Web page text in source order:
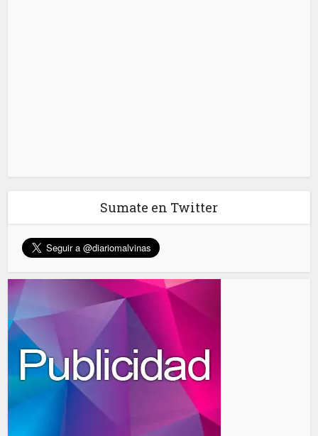
Sumate en Twitter